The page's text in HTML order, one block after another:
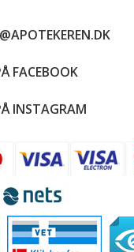
FACEBOOK
INSTAGRAM